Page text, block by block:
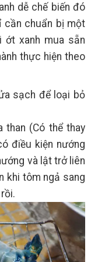
dễ chế biến đó
cần chuẩn bị một
ớt xanh mua sẵn
thực hiện theo
sạch để loại bỏ
(Có thể thay
điều kiện nướng
và lật trở liên
khi tôm ngả sang